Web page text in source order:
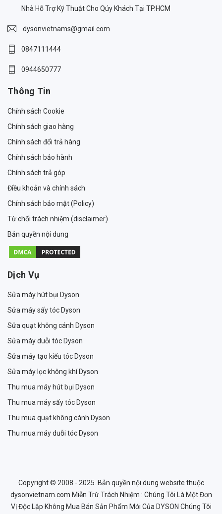
Nhà Hỗ Trợ Kỹ Thuật Cho Qúy Khách Tại TP.HCM
dysonvietnams@gmail.com
0847111444
0944650777
Thông Tin
Chính sách Cookie
Chính sách giao hàng
Chính sách đổi trả hàng
Chính sách bảo hành
Chính sách trả góp
Điều khoản và chính sách
Chính sách bảo mật (Policy)
Từ chối trách nhiệm (disclaimer)
Bản quyền nội dung
Dịch Vụ
Sửa máy hút bụi Dyson
Sửa máy sấy tóc Dyson
Sửa quạt không cánh Dyson
Sửa máy duỗi tóc Dyson
Sửa máy tạo kiểu tóc Dyson
Sửa máy lọc không khí Dyson
Thu mua máy hút bụi Dyson
Thu mua máy sấy tóc Dyson
Thu mua quạt không cánh Dyson
Thu mua máy duỗi tóc Dyson
Copyright © 2008 - 2025. Bản quyền nội dung website thuộc
dysonvietnam.com Miễn Trừ Trách Nhiệm : Chúng Tôi Là Một Đơn
Vị Độc Lập Không Mua Bán Sản Phẩm Mới Của DYSON Chúng Tôi